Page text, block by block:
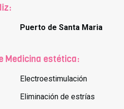
Puerto de Santa Maria
Medicina estética:
Electroestimulación
Eliminación de estrías